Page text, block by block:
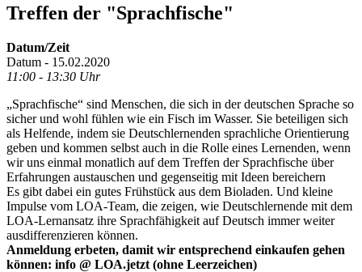
Treffen der "Sprachfische"
Datum/Zeit
Datum - 15.02.2020
11:00 - 13:30 Uhr
„Sprachfische“ sind Menschen, die sich in der deutschen Sprache so
sicher und wohl fühlen wie ein Fisch im Wasser. Sie beteiligen sich
als Helfende, indem sie Deutschlernenden sprachliche Orientierung
geben und kommen selbst auch in die Rolle eines Lernenden, wenn
wir uns einmal monatlich auf dem Treffen der Sprachfische über
Erfahrungen austauschen und gegenseitig mit Ideen bereichern
Es gibt dabei ein gutes Frühstück aus dem Bioladen. Und kleine
Impulse vom LOA-Team, die zeigen, wie Deutschlernende mit dem
LOA-Lernansatz ihre Sprachfähigkeit auf Deutsch immer weiter
ausdifferenzieren können.
Anmeldung erbeten, damit wir entsprechend einkaufen gehen
können: info @ LOA.jetzt (ohne Leerzeichen)